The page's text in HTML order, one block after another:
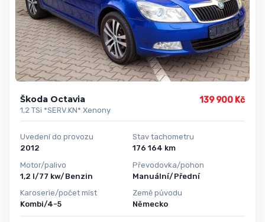
Škoda Octavia
1,2 TSi *SERV.KN* Xenony
139 900 Kč
Uvedení do provozu
2012
Motor/palivo
1,2 l/77 kw/Benzin
Karoserie/počet míst
Kombi/4-5
Stav tachometru
176 164 km
Převodovka/pohon
Manuální/Přední
Země původu
Německo